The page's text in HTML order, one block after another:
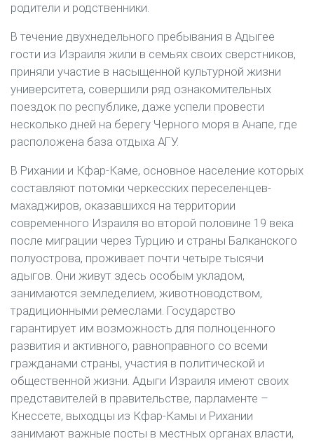
родители и родственники.
В течение двухнедельного пребывания в Адыгее
гости из Израиля жили в семьях своих сверстников,
приняли участие в насыщенной культурной жизни
университета, совершили ряд ознакомительных
поездок по республике, даже успели провести
несколько дней на берегу Черного моря в Анапе, где
расположена база отдыха АГУ.
В Рихании и Кфар-Каме, основное население которых
составляют потомки черкесских переселенцев-
махаджиров, оказавшихся на территории
современного Израиля во второй половине 19 века
после миграции через Турцию и страны Балканского
полуострова, проживает почти четыре тысячи
адыгов. Они живут здесь особым укладом,
занимаются земледелием, животноводством,
традиционными ремеслами. Государство
гарантирует им возможность для полноценного
развития и активного, равноправного со всеми
гражданами страны, участия в политической и
общественной жизни. Адыги Израиля имеют своих
представителей в правительстве, парламенте –
Кнессете, выходцы из Кфар-Камы и Рихании
занимают важные посты в местных органах власти,